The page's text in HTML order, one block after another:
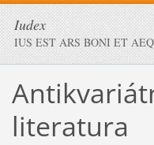
Iudex
IUS EST ARS BONI ET
literatura